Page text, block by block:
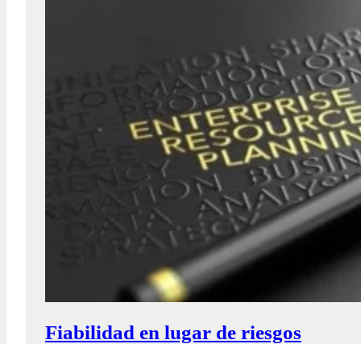
Fiabilidad en lugar de riesgos